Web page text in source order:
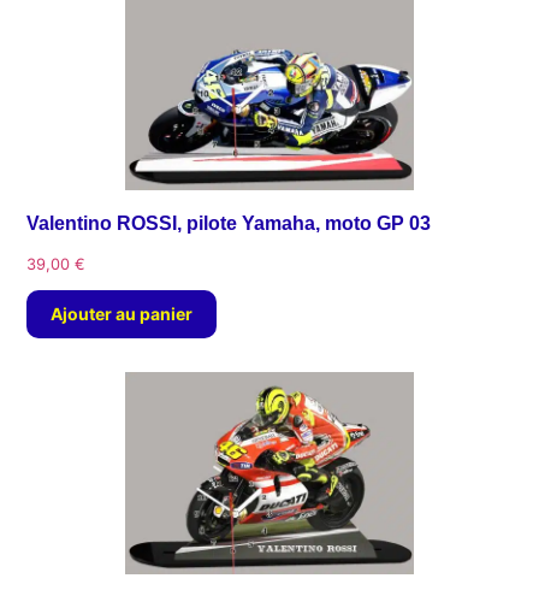
Valentino ROSSI, pilote Yamaha, moto GP 03
39,00 €
Ajouter au panier